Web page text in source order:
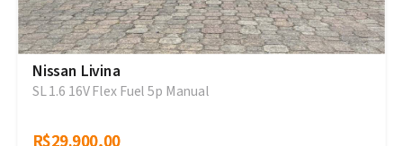
Nissan Livina
SL 1.6 16V Flex Fuel 5p Manual